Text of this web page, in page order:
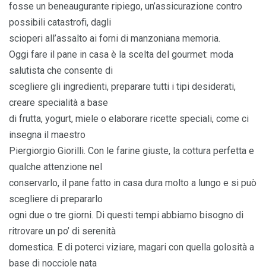
fosse un beneaugurante ripiego, un’assicurazione contro
possibili catastrofi, dagli
scioperi all’assalto ai forni di manzoniana memoria.
Oggi fare il pane in casa è la scelta del gourmet: moda
salutista che consente di
scegliere gli ingredienti, preparare tutti i tipi desiderati,
creare specialità a base
di frutta, yogurt, miele o elaborare ricette speciali, come ci
insegna il maestro
Piergiorgio Giorilli. Con le farine giuste, la cottura perfetta e
qualche attenzione nel
conservarlo, il pane fatto in casa dura molto a lungo e si può
scegliere di prepararlo
ogni due o tre giorni. Di questi tempi abbiamo bisogno di
ritrovare un po’ di serenità
domestica. E di poterci viziare, magari con quella golosità a
base di nocciole nata